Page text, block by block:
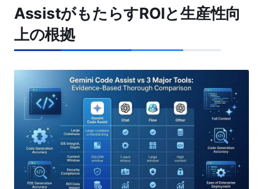
AssistがもたらすROIと生産性向
上の根拠